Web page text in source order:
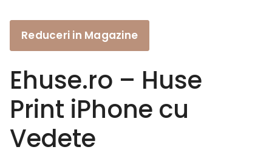
Reduceri in Magazine
Ehuse.ro – Huse
Print iPhone cu
Vedete